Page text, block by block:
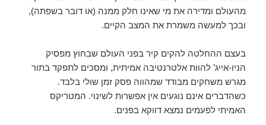
מהעולם ומדירה את מי שאינו חלק ממנה (או דובר בשפתה),
ובכך למעשה משמרת את המצב הקיים.
בעצם ההחלטה להקים קיר בפני העולם שבחוץ מפסיק
הניו-אייג’ להוות אלטרנטיבה אמיתית, ומסכים לתפקד בתור
מגרש משחקים מבודד שמהווה פסק זמן שולי בלבד.
כשהדברים אינם נוגעים אין אפשרות לשינוי. המטריקס
האמיתי לפעמים נמצא דווקא בפנים.